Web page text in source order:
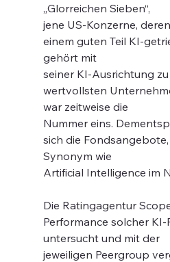
„Glorreichen Sieben“,
jene US-Konzerne,
einem guten Teil KI-
gehört mit
seiner KI-Ausrichtung
wertvollsten
war zeitweise die
Nummer eins.
sich die
Synonym wie
Artificial Intelligence im
Die Ratingagentur
Performance solcher
untersucht und mit der
jeweiligen Peergroup